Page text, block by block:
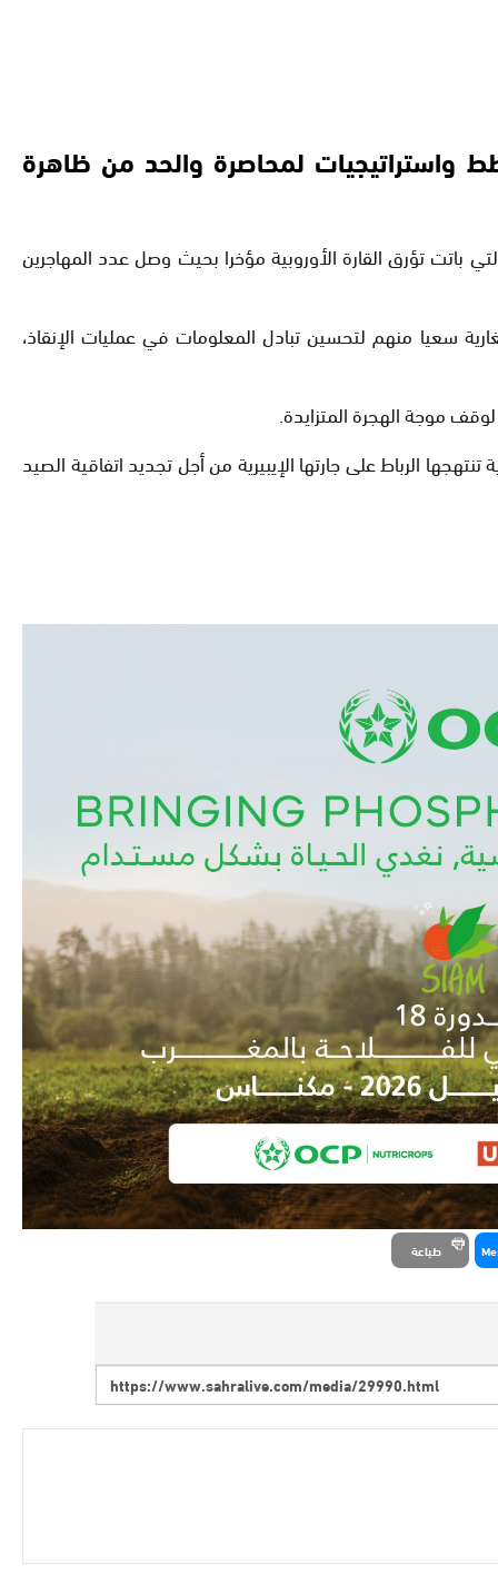
واستراتيجيات لمحاصرة والحد من ظاهرة
تؤرق القارة الأوروبية مؤخرا بحيث وصل عدد المهاجرين
سعيا منهم لتحسين تبادل المعلومات في عمليات الإنقاذ،
موجة الهجرة المتزايدة.
الرباط على جارتها الإيبيرية من أجل تجديد اتفاقية الصيد
طباعة